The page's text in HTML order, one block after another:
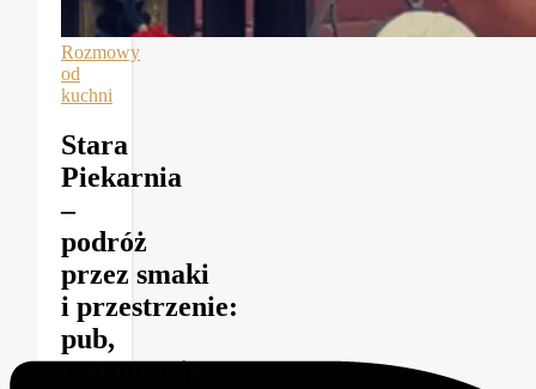
Rozmowy
od
kuchni
Stara
Piekarnia
–
podróż
przez smaki
i przestrzenie:
pub,
restauracja